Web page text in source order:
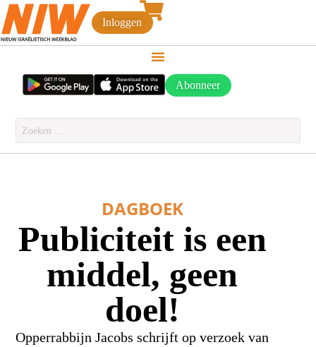
Inloggen
Abonneer
DAGBOEK
Publiciteit is een
middel, geen
doel!
Opperrabbijn Jacobs schrijft op verzoek van